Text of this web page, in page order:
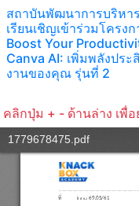
สถาบันพัฒนาการบริหา
เรียนเชิญเข้าร่วมโครง
Boost Your
Canva AI: เพิ่มพลังปร
งานของคุณ รุ่นที่ 2
คลิกปุ่ม + - ด้านล่าง เพื่อ